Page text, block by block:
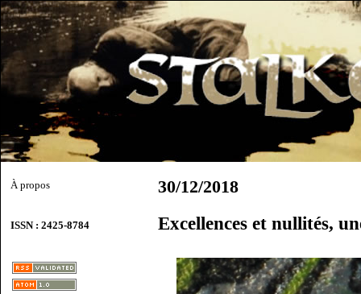
À propos
ISSN : 2425-8784
30/12/2018
Excellences et nullités,